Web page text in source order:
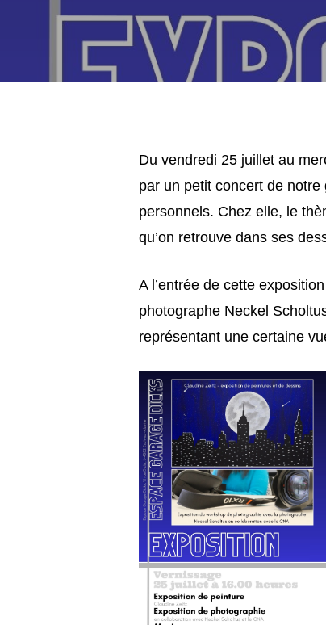
Du vendredi 25 juillet au
par un petit concert de
personnels. Chez elle, le
qu’on retrouve dans ses
A l’entrée de cette
photographe Neckel
représentant une certaine